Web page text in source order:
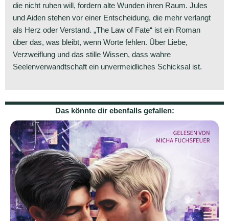
die nicht ruhen will, fordern alte Wunden ihren Raum. Jules
und Aiden stehen vor einer Entscheidung, die mehr verlangt
als Herz oder Verstand. „The Law of Fate“ ist ein Roman
über das, was bleibt, wenn Worte fehlen. Über Liebe,
Verzweiflung und das stille Wissen, dass wahre
Seelenverwandtschaft ein unvermeidliches Schicksal ist.
Das könnte dir ebenfalls gefallen: